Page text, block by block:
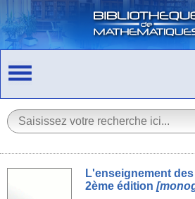
L'enseignement
2ème édition